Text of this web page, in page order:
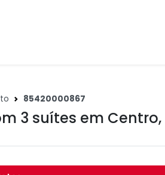
85420000867
3 suítes em Centro,